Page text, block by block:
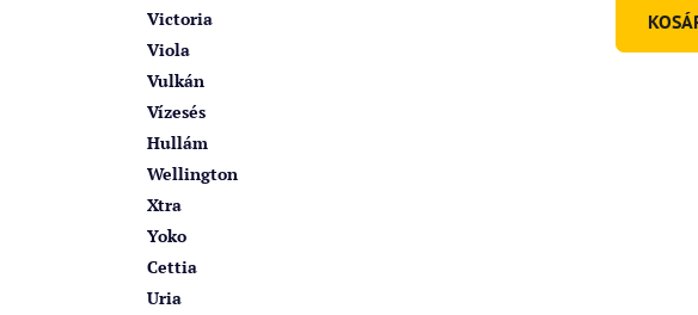
Victoria
Viola
Vulkán
Vízesés
Hullám
Wellington
Xtra
Yoko
Cettia
Uria